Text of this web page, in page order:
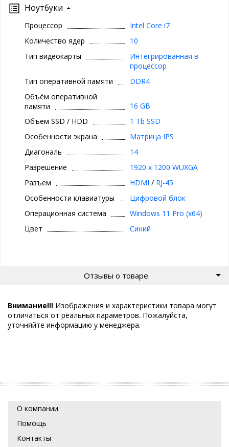
Ноутбуки
Процессор
Intel Core i7
Количество ядер
10
Тип видеокарты
Интегрированная в
процессор
Тип оперативной памяти
DDR4
Объём оперативной
памяти
16 GB
Объем SSD / HDD
1 Tb SSD
Особенности экрана
Матрица IPS
Диагональ
14
Разрешение
1920 x 1200 WUXGA
Разъем
HDMI / RJ-45
Особенности клавиатуры
Цифровой блок
Операционная система
Windows 11 Pro (x64)
Цвет
Синий
Отзывы о товаре
Внимание!!! Изображения и характеристики товара могут
отличаться от реальных параметров. Пожалуйста,
уточняйте информацию у менеджера.
О компании
Помощь
Контакты